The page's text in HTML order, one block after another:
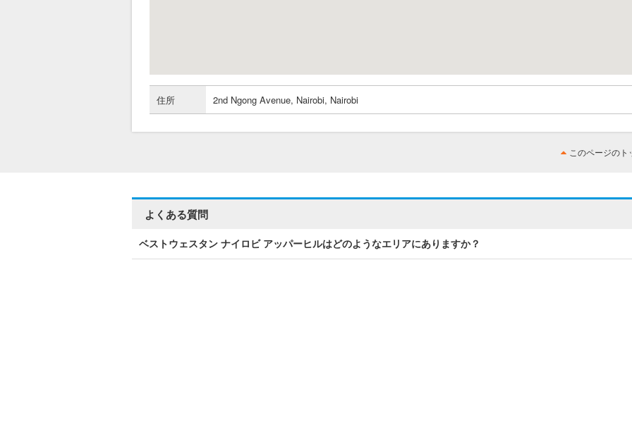
住所 2nd Ngong Avenue, Nairobi, Nairobi
このページのト
よくある質問
ベストウェスタン ナイロビ アッパーヒルはどのようなエリアにありますか？